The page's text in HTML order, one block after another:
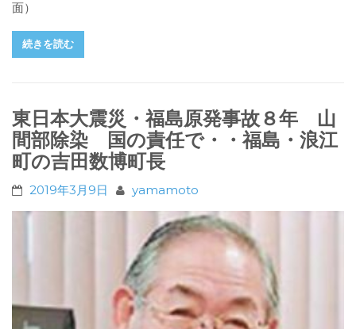
面）
続きを読む
東日本大震災・福島原発事故８年 山
間部除染 国の責任で・・福島・浪江
町の吉田数博町長
2019年3月9日 yamamoto